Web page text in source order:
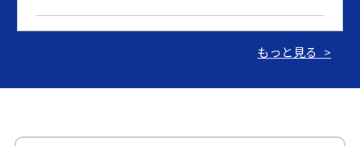
【期間限定：英語速習コース】アプリのみのセルフラー
ニングコースを特別価格で提供
2023.06.15
もっと見る >